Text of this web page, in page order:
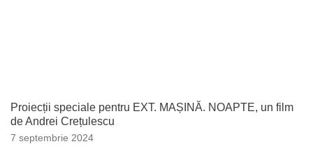
Proiecții speciale pentru EXT. MAȘINĂ. NOAPTE, un film
de Andrei Crețulescu
7 septembrie 2024